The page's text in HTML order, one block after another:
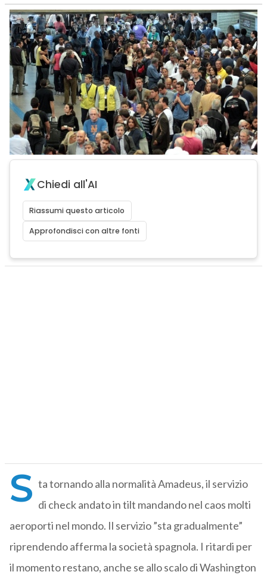
Chiedi all'AI
Riassumi questo articolo
Approfondisci con altre fonti
S ta tornando alla normalità Amadeus, il servizio
di check andato in tilt mandando nel caos molti
aeroporti nel mondo. Il servizio ”sta gradualmente”
riprendendo afferma la società spagnola. I ritardi per
il momento restano, anche se allo scalo di Washington